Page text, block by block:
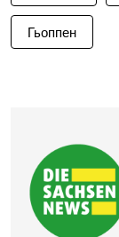
Гьоппен